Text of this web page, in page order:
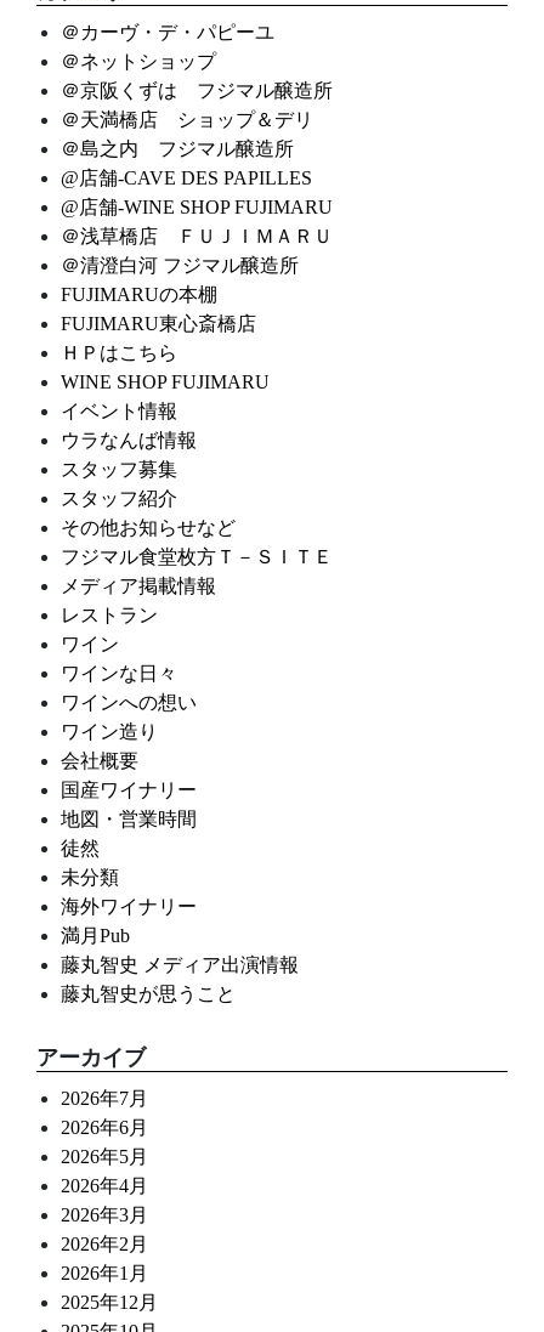
＠カーヴ・デ・パピーユ
＠ネットショップ
＠京阪くずは フジマル醸造所
＠天満橋店 ショップ＆デリ
＠島之内 フジマル醸造所
@店舗-CAVE DES PAPILLES
@店舗-WINE SHOP FUJIMARU
＠浅草橋店 ＦＵＪＩＭＡＲＵ
＠清澄白河 フジマル醸造所
FUJIMARUの本棚
FUJIMARU東心斎橋店
ＨＰはこちら
WINE SHOP FUJIMARU
イベント情報
ウラなんば情報
スタッフ募集
スタッフ紹介
その他お知らせなど
フジマル食堂枚方Ｔ－ＳＩＴＥ
メディア掲載情報
レストラン
ワイン
ワインな日々
ワインへの想い
ワイン造り
会社概要
国産ワイナリー
地図・営業時間
徒然
未分類
海外ワイナリー
満月Pub
藤丸智史 メディア出演情報
藤丸智史が思うこと
アーカイブ
2026年7月
2026年6月
2026年5月
2026年4月
2026年3月
2026年2月
2026年1月
2025年12月